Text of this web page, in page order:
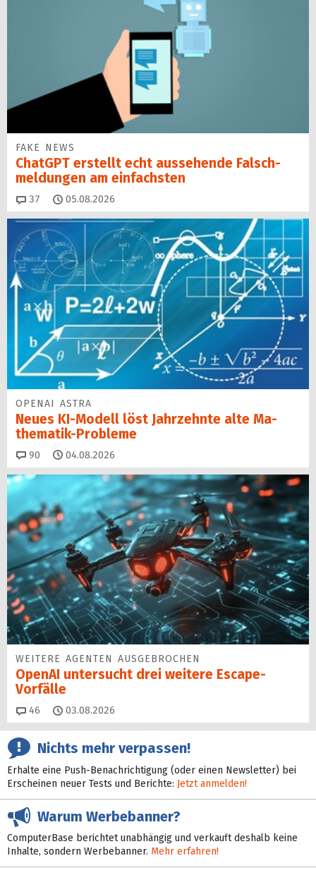
FAKE NEWS
ChatGPT erstellt echt aussehende Falsch­
mel­dungen am einfachsten
37 Kommentare
05.08.2026
OPENAI ASTRA
Neues KI-Modell löst Jahr­zehn­te alte Ma­
thematik-Pro­ble­me
90 Kommentare
04.08.2026
WEITERE AGENTEN AUSGEBROCHEN
OpenAI untersucht drei weitere Escape-
Vorfälle
46 Kommentare
03.08.2026
Nichts mehr verpassen!
Erhalte eine Push-Benachrichtigung (oder einen Newsletter) bei
Erscheinen neuer Tests und Berichte: Jetzt anmelden!
Warum Werbebanner?
ComputerBase berichtet unabhängig und verkauft deshalb keine
Inhalte, sondern Werbebanner. Mehr erfahren!